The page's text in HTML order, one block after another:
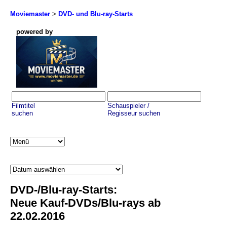
Moviemaster > DVD- und Blu-ray-Starts
powered by
Filmtitel
suchen
Schauspieler /
Regisseur suchen
DVD-/Blu-ray-Starts:
Neue Kauf-DVDs/Blu-rays ab
22.02.2016